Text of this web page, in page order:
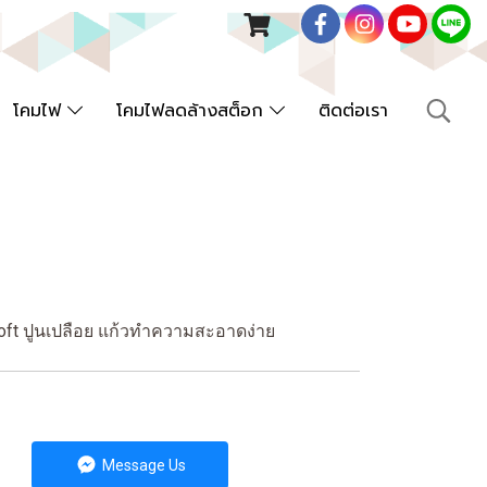
โคมไฟ โคมไฟลดล้างสต็อก ติดต่อเรา
ปูนเปลือย แก้วทำความสะอาดง่าย
Message Us